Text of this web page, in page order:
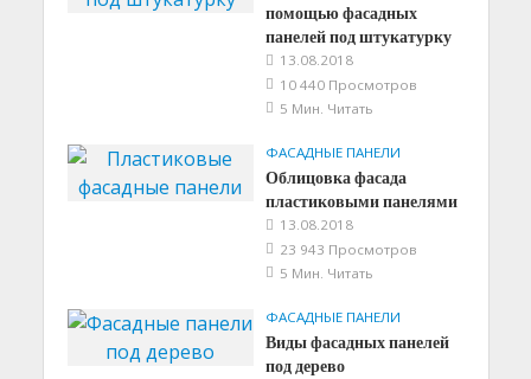
помощью фасадных
панелей под штукатурку
13.08.2018
10 440 Просмотров
5 Мин. Читать
ФАСАДНЫЕ ПАНЕЛИ
Облицовка фасада
пластиковыми панелями
13.08.2018
23 943 Просмотров
5 Мин. Читать
ФАСАДНЫЕ ПАНЕЛИ
Виды фасадных панелей
под дерево